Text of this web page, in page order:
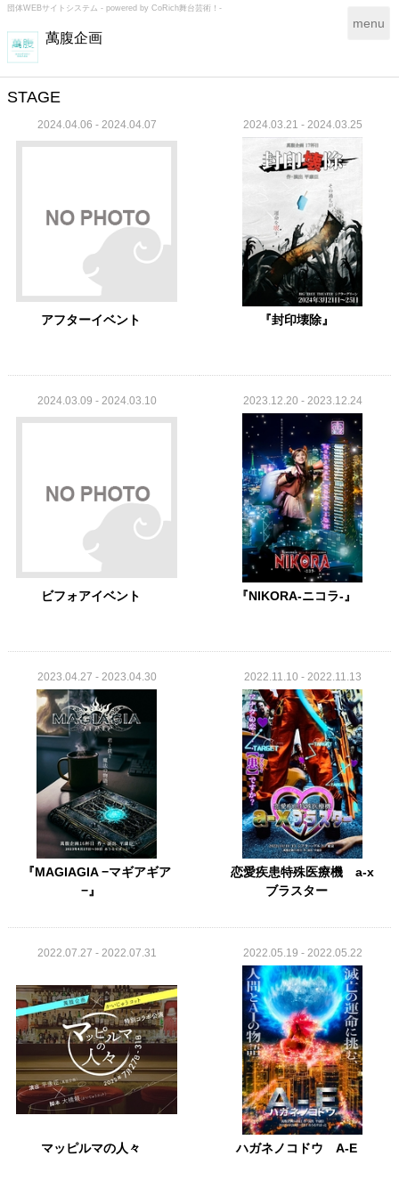
団体WEBサイトシステム - powered by CoRich舞台芸術！-
萬腹企画
T
g
n
v
a
t
i
o
n
menu
STAGE
2024.04.06 - 2024.04.07
アフターイベント
2024.03.21 - 2024.03.25
『封印壊除』
2024.03.09 - 2024.03.10
ビフォアイベント
2023.12.20 - 2023.12.24
『NIKORA-ニコラ-』
2023.04.27 - 2023.04.30
『MAGIAGIA −マギアギア
−』
2022.11.10 - 2022.11.13
恋愛疾患特殊医療機 a-x
ブラスター
2022.07.27 - 2022.07.31
マッピルマの人々
2022.05.19 - 2022.05.22
ハガネノコドウ A-E